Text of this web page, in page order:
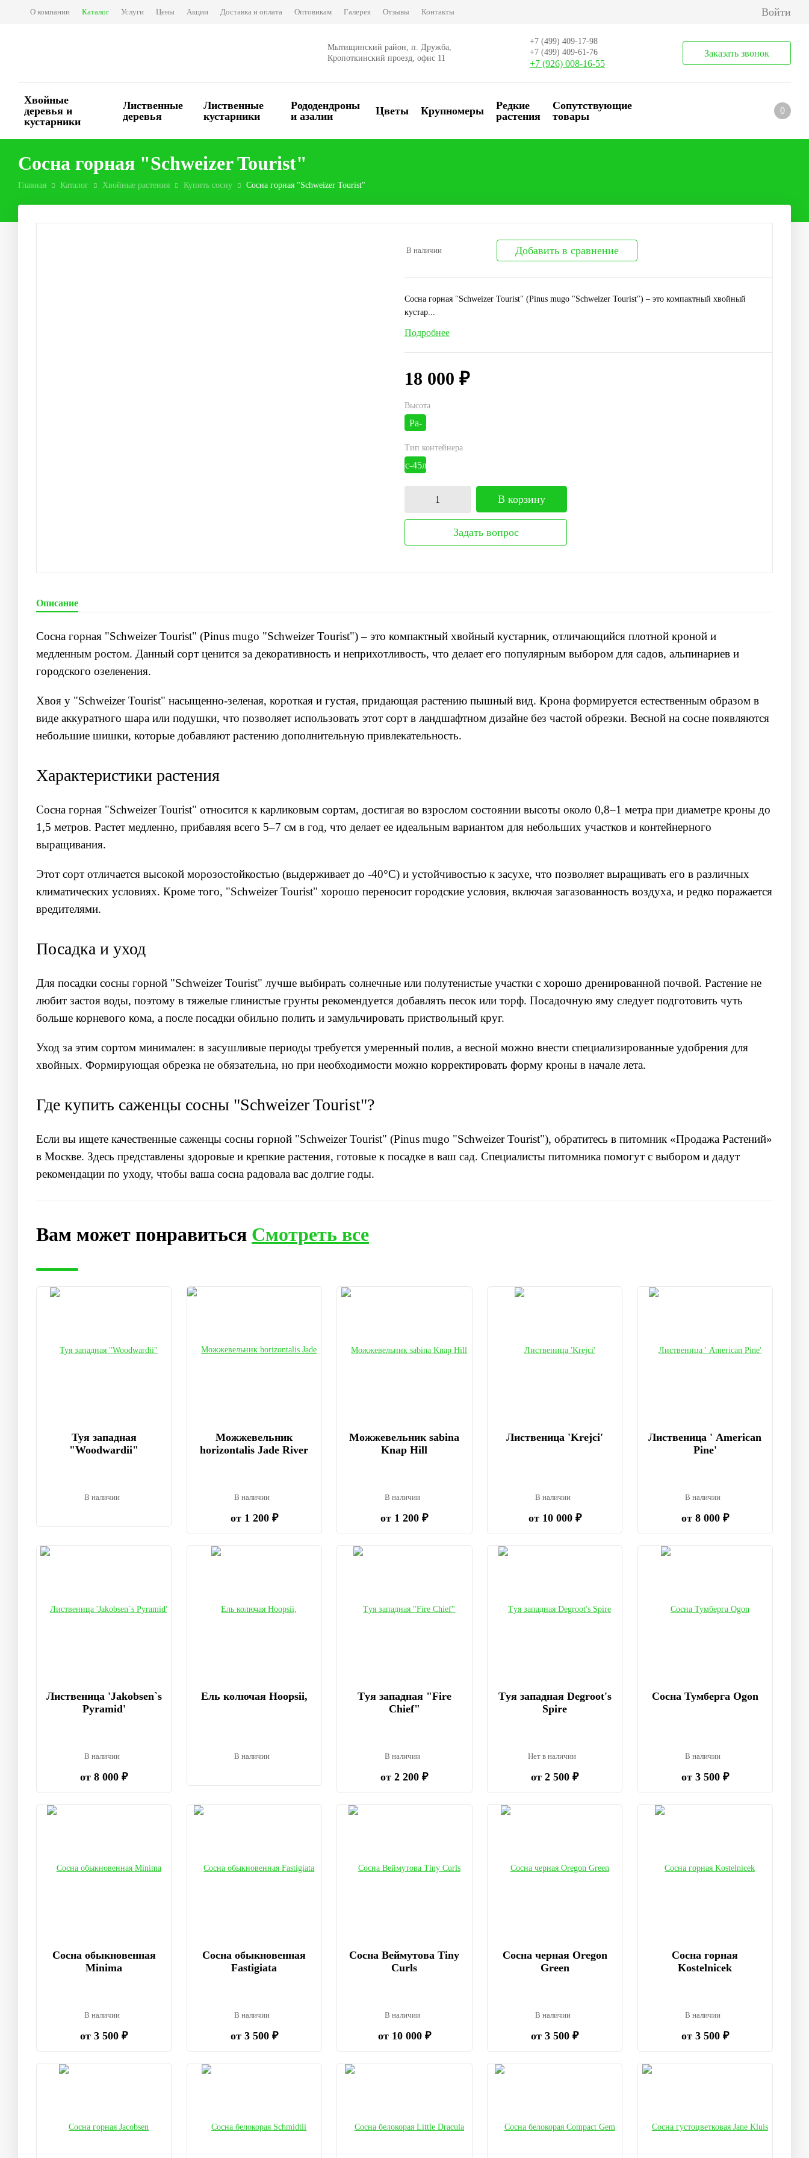
О компании Каталог Услуги Цены Акции Доставка и оплата Оптовикам Галерея Отзывы Контакты Войти
Мытищинский район, п. Дружба,
Кропоткинский проезд, офис 11
+7 (499) 409-17-98
+7 (499) 409-61-76
+7 (926) 008-16-55
Заказать звонок
Хвойные
деревья и
кустарники
Лиственные
деревья
Лиственные
кустарники
Рододендроны
и азалии
Цветы Крупномеры
Редкие
растения
Сопутствующие
товары
0
Сосна горная "Schweizer Tourist"
Главная Каталог Хвойные растения Купить сосну Сосна горная "Schweizer Tourist"
В наличии Добавить в сравнение
Сосна горная "Schweizer Tourist" (Pinus mugo "Schweizer Tourist") – это компактный хвойный
кустар...
Подробнее
18 000 ₽
Высота
Pa-
Тип контейнера
с-45литров
В корзину
Задать вопрос
Описание
Сосна горная "Schweizer Tourist" (Pinus mugo "Schweizer Tourist") – это компактный хвойный кустарник, отличающийся плотной кроной и
медленным ростом. Данный сорт ценится за декоративность и неприхотливость, что делает его популярным выбором для садов, альпинариев и
городского озеленения.
Хвоя у "Schweizer Tourist" насыщенно-зеленая, короткая и густая, придающая растению пышный вид. Крона формируется естественным образом в
виде аккуратного шара или подушки, что позволяет использовать этот сорт в ландшафтном дизайне без частой обрезки. Весной на сосне появляются
небольшие шишки, которые добавляют растению дополнительную привлекательность.
Характеристики растения
Сосна горная "Schweizer Tourist" относится к карликовым сортам, достигая во взрослом состоянии высоты около 0,8–1 метра при диаметре кроны до
1,5 метров. Растет медленно, прибавляя всего 5–7 см в год, что делает ее идеальным вариантом для небольших участков и контейнерного
выращивания.
Этот сорт отличается высокой морозостойкостью (выдерживает до -40°C) и устойчивостью к засухе, что позволяет выращивать его в различных
климатических условиях. Кроме того, "Schweizer Tourist" хорошо переносит городские условия, включая загазованность воздуха, и редко поражается
вредителями.
Посадка и уход
Для посадки сосны горной "Schweizer Tourist" лучше выбирать солнечные или полутенистые участки с хорошо дренированной почвой. Растение не
любит застоя воды, поэтому в тяжелые глинистые грунты рекомендуется добавлять песок или торф. Посадочную яму следует подготовить чуть
больше корневого кома, а после посадки обильно полить и замульчировать приствольный круг.
Уход за этим сортом минимален: в засушливые периоды требуется умеренный полив, а весной можно внести специализированные удобрения для
хвойных. Формирующая обрезка не обязательна, но при необходимости можно корректировать форму кроны в начале лета.
Где купить саженцы сосны "Schweizer Tourist"?
Если вы ищете качественные саженцы сосны горной "Schweizer Tourist" (Pinus mugo "Schweizer Tourist"), обратитесь в питомник «Продажа Растений»
в Москве. Здесь представлены здоровые и крепкие растения, готовые к посадке в ваш сад. Специалисты питомника помогут с выбором и дадут
рекомендации по уходу, чтобы ваша сосна радовала вас долгие годы.
Вам может понравиться Смотреть все
Туя западная
"Woodwardii"
В наличии
Можжевельник
horizontalis Jade River
В наличии
от 1 200 ₽
Можжевельник sabina
Knap Hill
В наличии
от 1 200 ₽
Лиственица 'Krejci'
В наличии
от 10 000 ₽
Лиственица ' American
Pine'
В наличии
от 8 000 ₽
Лиственица 'Jakobsen`s
Pyramid'
В наличии
от 8 000 ₽
Ель колючая Hoopsii,
В наличии
Tуя западная "Fire
Chief"
В наличии
от 2 200 ₽
Tуя западная Degroot's
Spire
Нет в наличии
от 2 500 ₽
Сосна Тумберга Ogon
В наличии
от 3 500 ₽
Сосна обыкновенная
Minima
В наличии
от 3 500 ₽
Сосна обыкновенная
Fastigiata
В наличии
от 3 500 ₽
Сосна Веймутова Tiny
Curls
В наличии
от 10 000 ₽
Сосна черная Oregon
Green
В наличии
от 3 500 ₽
Сосна горная
Kostelnicek
В наличии
от 3 500 ₽